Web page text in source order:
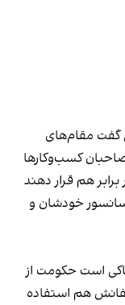
گفت مقام‌های
کسب‌وکارها
هم قرار دهند
سانسور خودشان و
است حکومت از
هم استفاده